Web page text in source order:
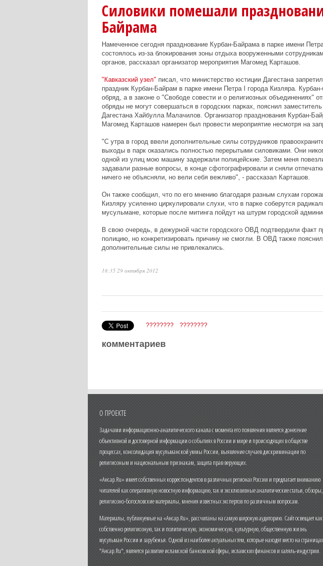
Силовики помешали
Байрама
Намеченное сегодня празднование Курбан-Байрама в парке имени
состоялось из-за блокирования зоны отдыха вооруженными
органов, рассказал организатор мероприятия Магомед Карташов.
"Кавказский узел" писал, что министерство юстиции Дагестана
праздник Курбан-Байрам в парке имени Петра I города Кизляра.
обряд, а в законе о "Свободе совести и о религиозных объединениях"
обряды не могут совершаться в городских парках, пояснил
Дагестана Хайбулла Малачилов. Организатор празднования Курбан-
Магомед Карташов намерен был провести мероприятие несмотря на
"С утра в город ввели дополнительные силы сотрудников
выходы в парк оказались полностью перерытыми силовиками. Они
одной из улиц мою машину задержали полицейские. Затем меня
задавали разные вопросы, в конце сфотографировали и сняли
ничего не объясняли, но вели себя вежливо", - рассказал Карташов.
Он также сообщил, что по его мнению благодаря разным слухам
Кизляру усиленно циркулировали слухи, что в парке соберутся
мусульмане, которые после митинга пойдут на штурм городской
В свою очередь, в дежурной части городского ОВД подтвердили факт
полицию, но конкретизировать причину не смогли. В ОВД также
дополнительные силы не привлекались.
18:35 29 октября 2012
???????? ????????
комментариев
О ПРОЕКТЕ
Задачами информационно-аналитического канала с момента его появления является донесение
объективной и достоверной информации о событиях в России и мире и происходящих в обществе
процессах, консолидация мусульманской уммы России, выявление случаев дискриминации по
религиозным и национальным признакам, защита прав верующих.
«Ансар.Ru» имеет собственных корреспондентов в различных регионах России и предлагает вниманию
читателей как оперативную новостную информацию, так и эксклюзивные аналитические статьи, обзоры,
религиозно-богословские материалы, мнения известных экспертов по различным вопросам.
Материалы, публикуемые на «Ансар.Ru», рассчитаны на самую широкую аудиторию. Сайт освещает как
собственно религиозную, так и политическую, экономическую, культурную, общественную жизнь
мусульман России и зарубежья. Одной из наиболее актуальных тем, которые находят место на страницах
"Ансар.Ru", является развитие исламской банковской сферы, исламских финансов и халяль-индустрии.